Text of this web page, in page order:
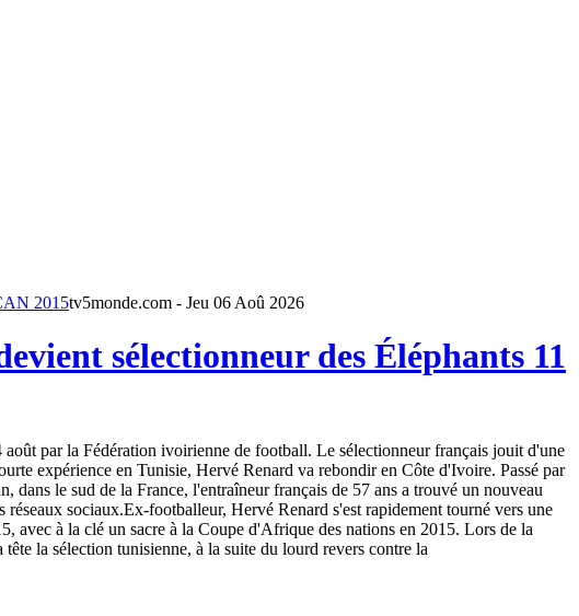
tv5monde.com - Jeu 06 Aoû 2026
sélectionneur des Éléphants 11
par la Fédération ivoirienne de football. Le sélectionneur français jouit d'une
expérience en Tunisie, Hervé Renard va rebondir en Côte d'Ivoire. Passé par
le sud de la France, l'entraîneur français de 57 ans a trouvé un nouveau
sociaux.Ex-footballeur, Hervé Renard s'est rapidement tourné vers une
avec à la clé un sacre à la Coupe d'Afrique des nations en 2015. Lors de la
la sélection tunisienne, à la suite du lourd revers contre la